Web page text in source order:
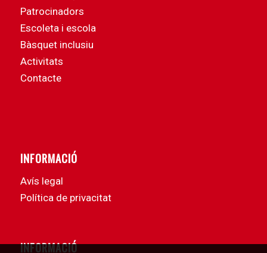
Patrocinadors
Escoleta i escola
Bàsquet inclusiu
Activitats
Contacte
INFORMACIÓ
Avís legal
Política de privacitat
INFORMACIÓ